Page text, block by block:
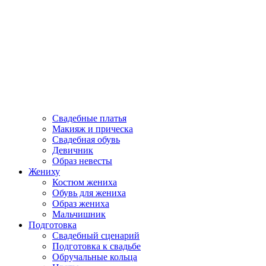
Свадебные платья
Макияж и прическа
Свадебная обувь
Девичник
Образ невесты
Жениху
Костюм жениха
Обувь для жениха
Образ жениха
Мальчишник
Подготовка
Свадебный сценарий
Подготовка к свадьбе
Обручальные кольца